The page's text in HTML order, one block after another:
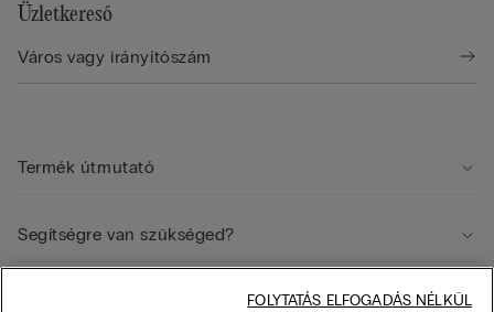
Üzletkereső
Termék útmutató
Segítségre van szükséged?
FOLYTATÁS ELFOGADÁS NÉLKÜL